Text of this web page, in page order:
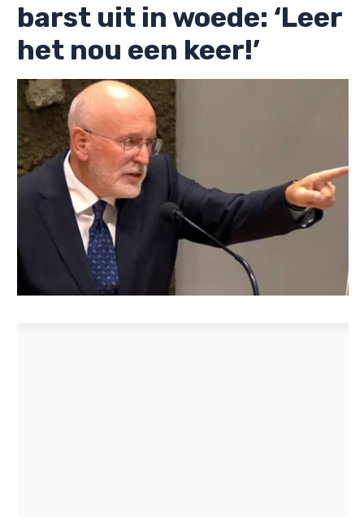
barst uit in woede: ‘Leer
het nou een keer!’